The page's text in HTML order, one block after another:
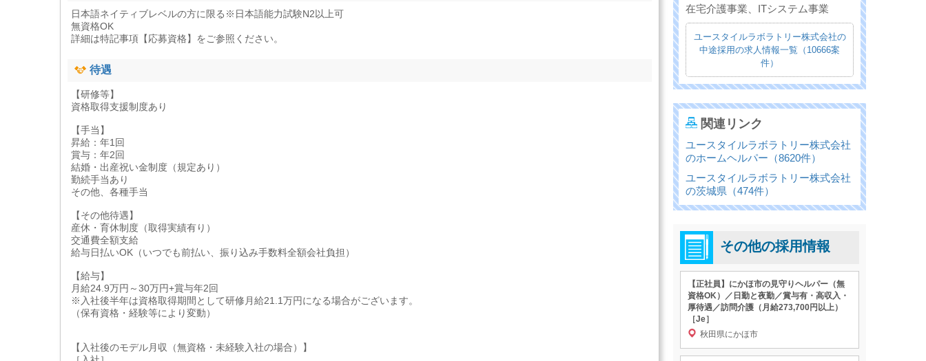
日本語ネイティブレベルの方に限る※日本語能力試験N2以上可
無資格OK
詳細は特記事項【応募資格】をご参照ください。
待遇
【研修等】
資格取得支援制度あり
【手当】
昇給：年1回
賞与：年2回
結婚・出産祝い金制度（規定あり）
勤続手当あり
その他、各種手当
【その他待遇】
産休・育休制度（取得実績有り）
交通費全額支給
給与日払いOK（いつでも前払い、振り込み手数料全額会社負担）
【給与】
月給24.9万円～30万円+賞与年2回
※入社後半年は資格取得期間として研修月給21.1万円になる場合がございます。
（保有資格・経験等により変動）
【入社後のモデル月収（無資格・未経験入社の場合）】
在宅介護事業、ITシステム事業
ユースタイルラボラトリー株式会社の
中途採用の求人情報一覧（10666案
件）
関連リンク
ユースタイルラボラトリー株式会社
のホームヘルパー（8620件）
ユースタイルラボラトリー株式会社
の茨城県（474件）
その他の採用情報
【正社員】にかほ市の見守りヘルパー（無
資格OK）／日勤と夜勤／賞与有・高収入・
厚待遇／訪問介護（月給273,700円以上）
［Je］
秋田県にかほ市